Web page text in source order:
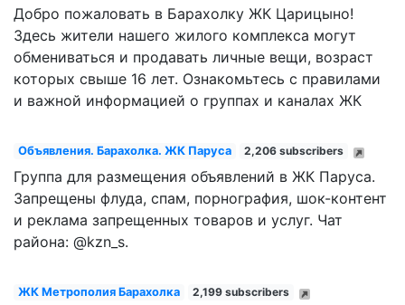
Добро пожаловать в Барахолку ЖК Царицыно!
Здесь жители нашего жилого комплекса могут
обмениваться и продавать личные вещи, возраст
которых свыше 16 лет. Ознакомьтесь с правилами
и важной информацией о группах и каналах ЖК
Объявления. Барахолка. ЖК Паруса 2,206 subscribers
Группа для размещения объявлений в ЖК Паруса.
Запрещены флуда, спам, порнография, шок-контент
и реклама запрещенных товаров и услуг. Чат
района: @kzn_s.
ЖК Метрополия Барахолка 2,199 subscribers